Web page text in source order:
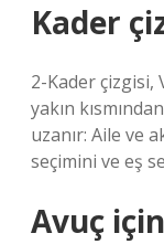
Kader
2-Kader çizgisi,
yakın
uzanır: Aile ve
seçimini ve eş
Avuç